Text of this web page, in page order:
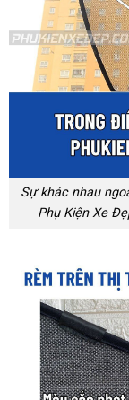
Sự khác nhau
Phụ Kiện Xe